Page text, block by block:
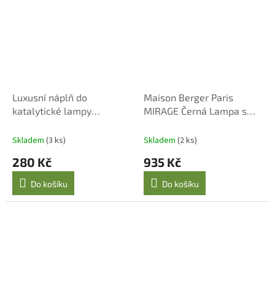
Luxusní náplň do
katalytické lampy
Skladem (3 ks)
280 Kč
Do košíku
Maison Berger Paris
MIRAGE Černá Lampa s
Skladem (2 ks)
935 Kč
Do košíku